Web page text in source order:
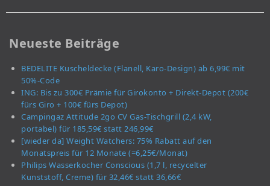
Neueste Beiträge
BEDELITE Kuscheldecke (Flanell, Karo-Design) ab 6,99€ mit
50%-Code
ING: Bis zu 300€ Prämie für Girokonto + Direkt-Depot (200€
fürs Giro + 100€ fürs Depot)
Campingaz Attitude 2go CV Gas-Tischgrill (2,4 kW,
portabel) für 185,59€ statt 246,99€
[wieder da] Weight Watchers: 75% Rabatt auf den
Monatspreis für 12 Monate (=6,25€/Monat)
Philips Wasserkocher Conscious (1,7 l, recycelter
Kunststoff, Creme) für 32,46€ statt 36,66€